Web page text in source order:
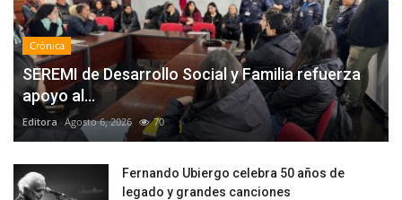
Crónica
SEREMI de Desarrollo Social y Familia refuerza
apoyo al...
Editora Agosto 6, 2026 70
Fernando Ubiergo celebra 50 años de
legado y grandes canciones